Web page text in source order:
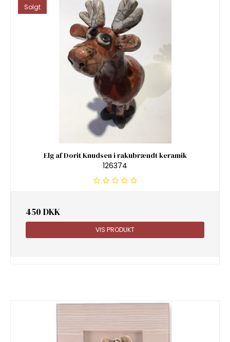
Solgt
Elg af Dorit Knudsen i rakubrændt keramik
126374
450 DKK
VIS PRODUKT